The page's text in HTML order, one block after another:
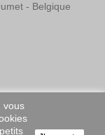
- Belgique
vous